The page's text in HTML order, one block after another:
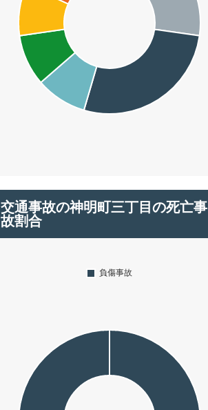
交通事故の神明町三丁目の死亡事
故割合